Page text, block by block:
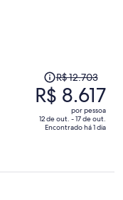
preço
era
R$ 12.703
R$ 12.703
R$ 8.617
por pessoa
12 de out. - 17 de out.
Encontrado há 1 dia